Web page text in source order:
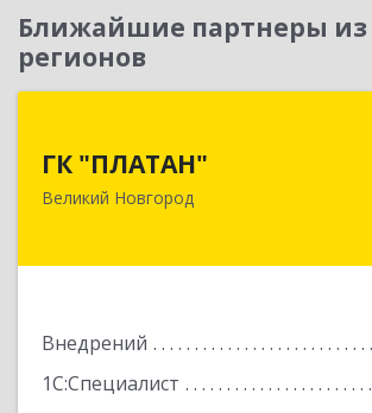
Ближайшие партнеры из
регионов
ГК "ПЛАТАН"
Великий Новгород
Внедрений
1С:Специалист
г, Большая Санкт-Петербургская